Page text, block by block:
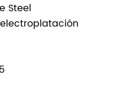
Steel